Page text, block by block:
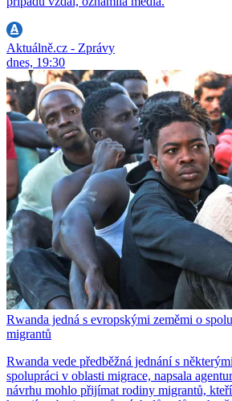
Aktuálně.cz - Zprávy
dnes, 19:30
Rwanda jedná s evropskými zeměmi o
migrantů
Rwanda vede předběžná jednání s
spolupráci v oblasti migrace, napsala
návrhu mohlo přijímat rodiny migrantů,